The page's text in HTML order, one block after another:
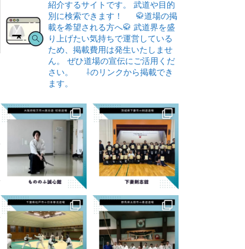
紹介するサイトです。
武道や目的
別に検索できます！
🥋道場の掲
載を希望される方へ🥋 武道界を盛
り上げたい気持ちで運営している
ため、掲載費用は発生いたしませ
ん。
ぜひ道場の宣伝にご活用くだ
さい。
⇩のリンクから掲載でき
ます。